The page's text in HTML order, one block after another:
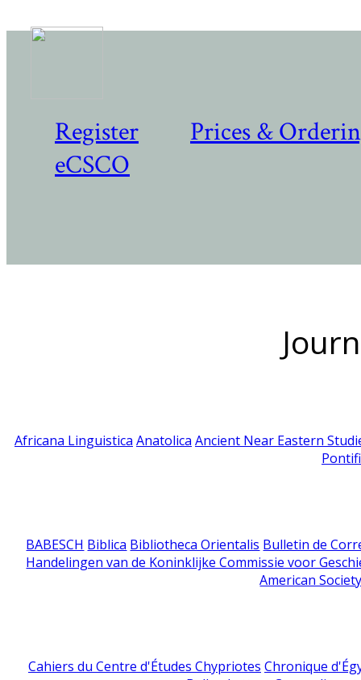
Register
Prices &
eCSCO
Africana Linguistica Anatolica Ancient Near Eastern
BABESCH Biblica Bibliotheca Orientalis Bulletin de
Handelingen van de Koninklijke Commissie voor
American
Cahiers du Centre d'Études Chypriotes Chronique